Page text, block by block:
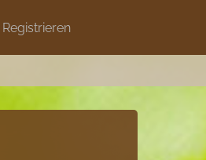
Registrieren
Artikel Blog